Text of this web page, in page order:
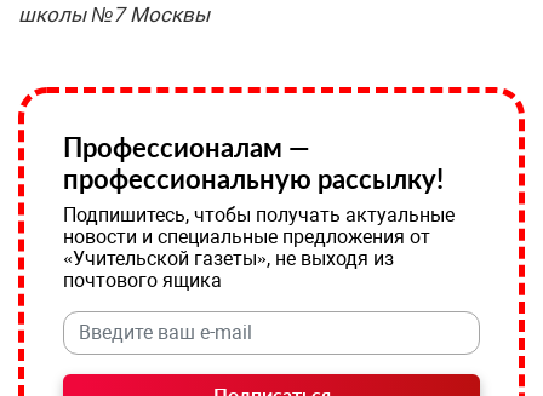
школы №7 Москвы
Профессионалам —
профессиональную рассылку!
Подпишитесь, чтобы получать актуальные
новости и специальные предложения от
«Учительской газеты», не выходя из
почтового ящика